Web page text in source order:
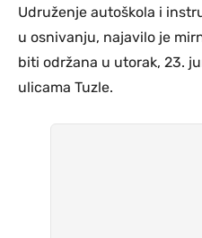
Udruženje autoškola i
u osnivanju, najavilo je
biti održana u utorak, 23.
ulicama Tuzle.